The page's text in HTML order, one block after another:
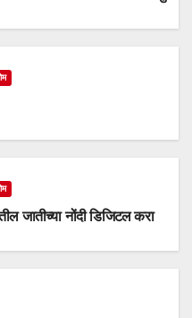
जातीच्या नोंदी डिजिटल करा